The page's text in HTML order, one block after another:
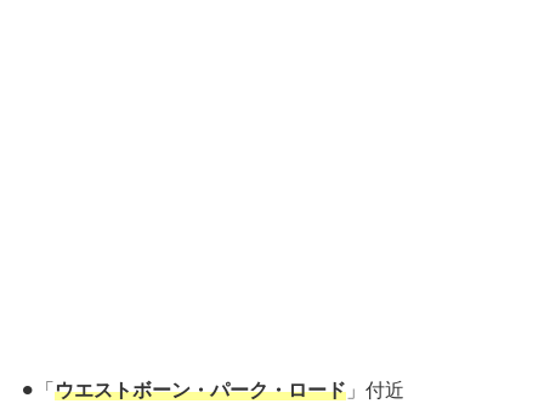
⚫︎「 ウエストボーン・パーク・ロード 」付近